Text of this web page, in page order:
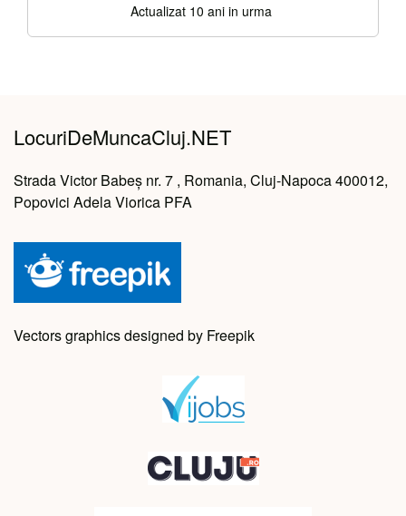
Actualizat 10 ani in urma
LocuriDeMuncaCluj.NET
Strada Victor Babeș nr. 7 , Romania, Cluj-Napoca 400012,
Popovici Adela Viorica PFA
Vectors graphics designed by Freepik